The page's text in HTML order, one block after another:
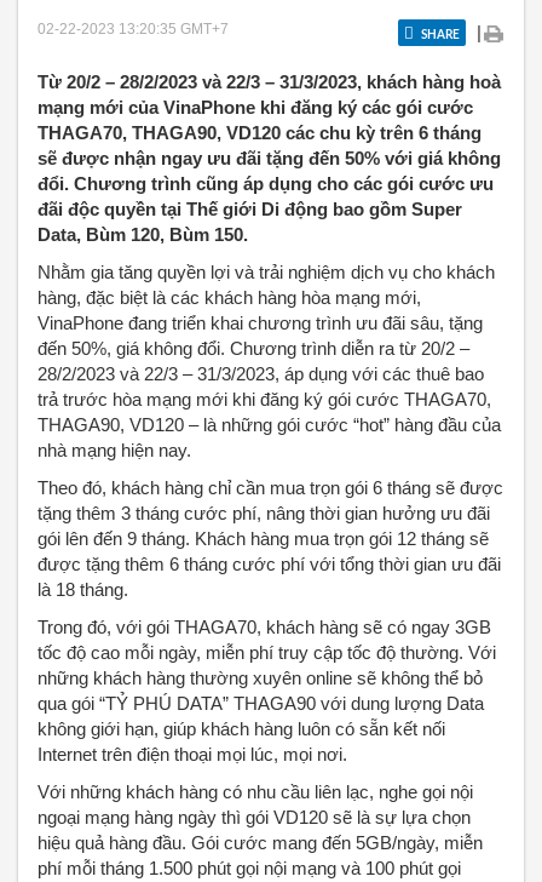
02-22-2023 13:20:35 GMT+7 SHARE |
Từ 20/2 – 28/2/2023 và 22/3 – 31/3/2023, khách hàng hoà
mạng mới của VinaPhone khi đăng ký các gói cước
THAGA70, THAGA90, VD120 các chu kỳ trên 6 tháng
sẽ được nhận ngay ưu đãi tặng đến 50% với giá không
đổi. Chương trình cũng áp dụng cho các gói cước ưu
đãi độc quyền tại Thế giới Di động bao gồm Super
Data, Bùm 120, Bùm 150.
Nhằm gia tăng quyền lợi và trải nghiệm dịch vụ cho khách
hàng, đặc biệt là các khách hàng hòa mạng mới,
VinaPhone đang triển khai chương trình ưu đãi sâu, tặng
đến 50%, giá không đổi. Chương trình diễn ra từ 20/2 –
28/2/2023 và 22/3 – 31/3/2023, áp dụng với các thuê bao
trả trước hòa mạng mới khi đăng ký gói cước THAGA70,
THAGA90, VD120 – là những gói cước “hot” hàng đầu của
nhà mạng hiện nay.
Theo đó, khách hàng chỉ cần mua trọn gói 6 tháng sẽ được
tặng thêm 3 tháng cước phí, nâng thời gian hưởng ưu đãi
gói lên đến 9 tháng. Khách hàng mua trọn gói 12 tháng sẽ
được tặng thêm 6 tháng cước phí với tổng thời gian ưu đãi
là 18 tháng.
Trong đó, với gói THAGA70, khách hàng sẽ có ngay 3GB
tốc độ cao mỗi ngày, miễn phí truy cập tốc độ thường. Với
những khách hàng thường xuyên online sẽ không thể bỏ
qua gói “TỶ PHÚ DATA” THAGA90 với dung lượng Data
không giới hạn, giúp khách hàng luôn có sẵn kết nối
Internet trên điện thoại mọi lúc, mọi nơi.
Với những khách hàng có nhu cầu liên lạc, nghe gọi nội
ngoại mạng hàng ngày thì gói VD120 sẽ là sự lựa chọn
hiệu quả hàng đầu. Gói cước mang đến 5GB/ngày, miễn
phí mỗi tháng 1.500 phút gọi nội mạng và 100 phút gọi